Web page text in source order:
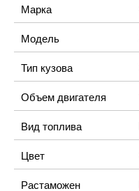
Марка
Модель
Тип кузова
Объем двигателя
Вид топлива
Цвет
Растаможен